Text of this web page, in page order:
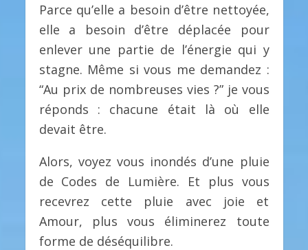
Parce qu’elle a besoin d’être nettoyée,
elle a besoin d’être déplacée pour
enlever une partie de l’énergie qui y
stagne. Même si vous me demandez :
“Au prix de nombreuses vies ?” je vous
réponds : chacune était là où elle
devait être.
Alors, voyez vous inondés d’une pluie
de Codes de Lumière. Et plus vous
recevrez cette pluie avec joie et
Amour, plus vous éliminerez toute
forme de déséquilibre.